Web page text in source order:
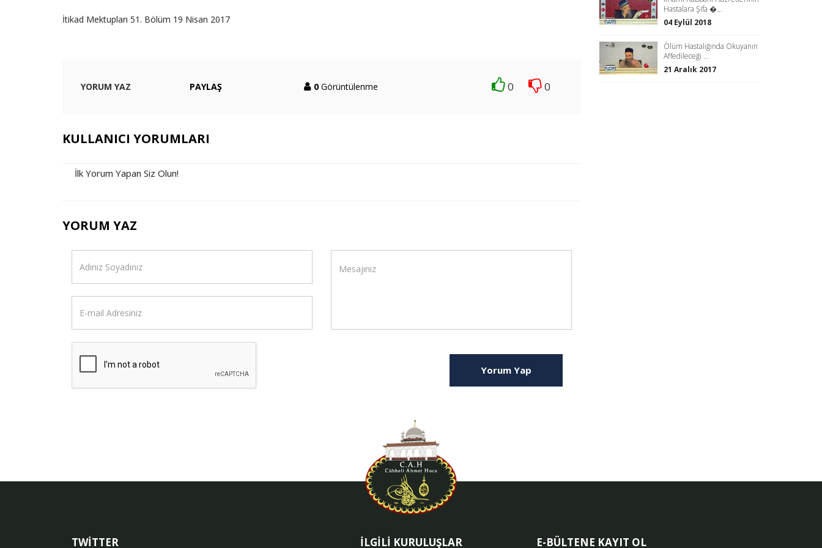
İtikad Mektupları 51. Bölüm 19 Nisan 2017
YORUM YAZ PAYLAŞ 0 Görüntülenme 0 0
KULLANICI YORUMLARI
İlk Yorum Yapan Siz Olun!
YORUM YAZ
Yorum Yap
Hastalara Şifa �...
04 Eylül 2018
Ölüm Hastalığında Okuyanın
Affedileceği ...
21 Aralık 2017
TWİTTER İLGİLİ KURULUŞLAR E-BÜLTENE KAYIT OL